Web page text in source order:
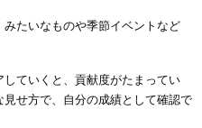
たいなものや季節イベントなど
ていくと、貢献度がたまってい
せ方で、自分の成績として確認で